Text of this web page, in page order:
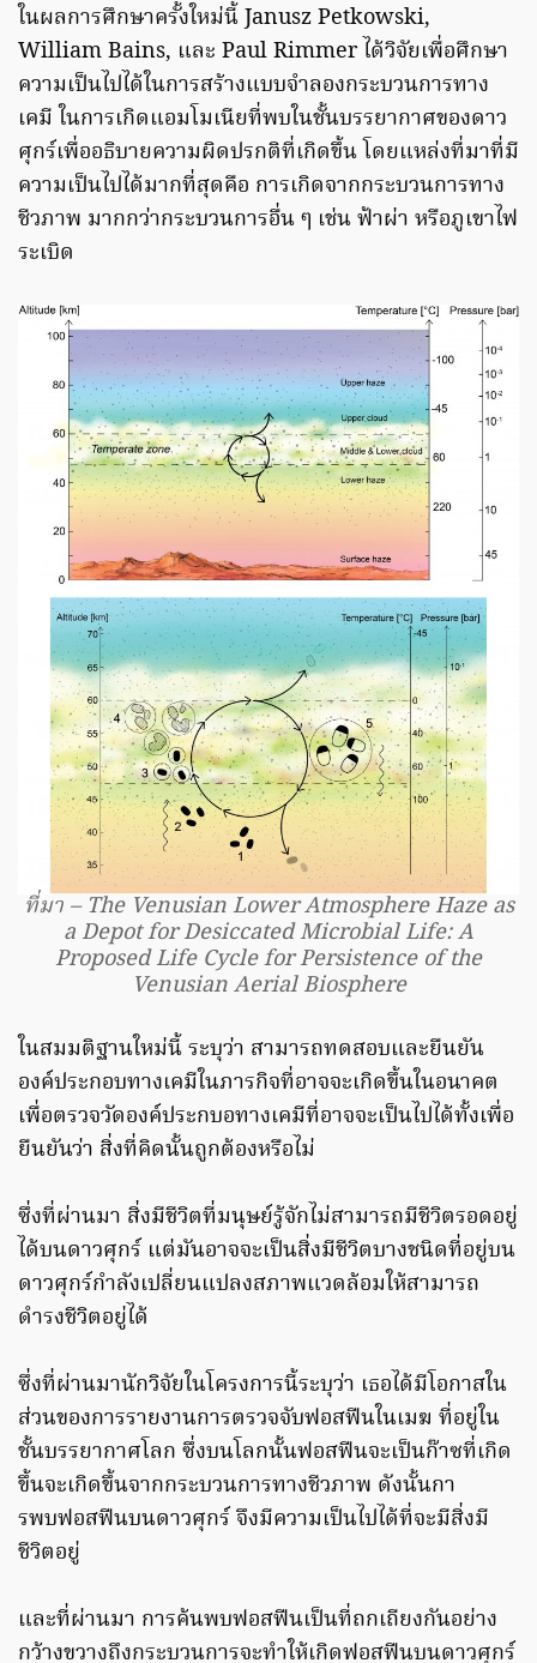
ในผลการศึกษาครั้งใหม่นี้ Janusz Petkowski,
William Bains, และ Paul Rimmer ได้วิจัยเพื่อศึกษา
ความเป็นไปได้ในการสร้างแบบจำลองกระบวนการทาง
เคมี ในการเกิดแอมโมเนียที่พบในชั้นบรรยากาศของดาว
ศุกร์เพื่ออธิบายความผิดปรกติที่เกิดขึ้น โดยแหล่งที่มาที่มี
ความเป็นไปได้มากที่สุดคือ การเกิดจากกระบวนการทาง
ชีวภาพ มากกว่ากระบวนการอื่น ๆ เช่น ฟ้าผ่า หรือภูเขาไฟ
ระเบิด
ที่มา – The Venusian Lower Atmosphere Haze as
a Depot for Desiccated Microbial Life: A
Proposed Life Cycle for Persistence of the
Venusian Aerial Biosphere
ในสมมติฐานใหม่นี้ ระบุว่า สามารถทดสอบและยืนยัน
องค์ประกอบทางเคมีในภารกิจที่อาจจะเกิดขึ้นในอนาคต
เพื่อตรวจวัดองค์ประกบอทางเคมีที่อาจจะเป็นไปได้ทั้งเพื่อ
ยืนยันว่า สิ่งที่คิดนั้นถูกต้องหรือไม่
ซึ่งที่ผ่านมา สิ่งมีชีวิตที่มนุษย์รู้จักไม่สามารถมีชีวิตรอดอยู่
ได้บนดาวศุกร์ แต่มันอาจจะเป็นสิ่งมีชีวิตบางชนิดที่อยู่บน
ดาวศุกร์กำลังเปลี่ยนแปลงสภาพแวดล้อมให้สามารถ
ดำรงชีวิตอยู่ได้
ซึ่งที่ผ่านมานักวิจัยในโครงการนี้ระบุว่า เธอได้มีโอกาสใน
ส่วนของการรายงานการตรวจจับฟอสฟีนในเมฆ ที่อยู่ใน
ชั้นบรรยากาศโลก ซึ่งบนโลกนั้นฟอสฟีนจะเป็นก๊าซที่เกิด
ขึ้นจะเกิดขึ้นจากกระบวนการทางชีวภาพ ดังนั้นกา
รพบฟอสฟีนบนดาวศุกร์ จึงมีความเป็นไปได้ที่จะมีสิ่งมี
ชีวิตอยู่
และที่ผ่านมา การค้นพบฟอสฟีนเป็นที่ถกเถียงกันอย่าง
กว้างขวางถึงกระบวนการจะทำให้เกิดฟอสฟีนบนดาวศุกร์